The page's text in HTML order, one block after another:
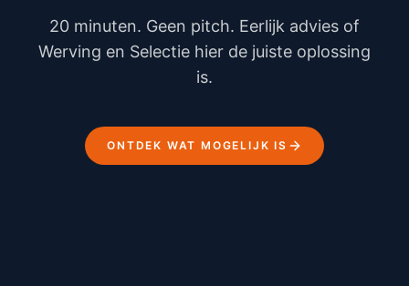
20 minuten. Geen pitch. Eerlijk advies of
Werving en Selectie hier de juiste oplossing
is.
ONTDEK WAT MOGELIJK IS